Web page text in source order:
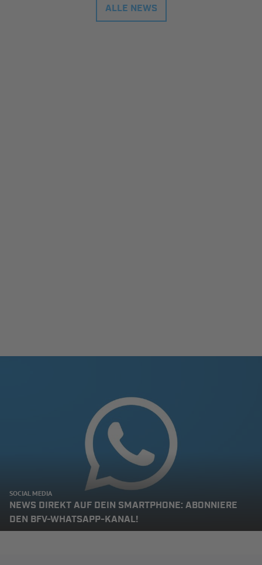
ALLE NEWS
SOCIAL MEDIA
NEWS DIREKT AUF DEIN SMARTPHONE: ABONNIERE
DEN BFV-WHATSAPP-KANAL!